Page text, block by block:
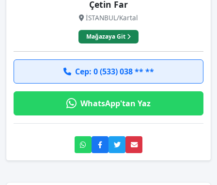
Çetin Far
İSTANBUL/Kartal
Mağazaya Git
Cep: 0 (533) 038 ** **
WhatsApp'tan Yaz